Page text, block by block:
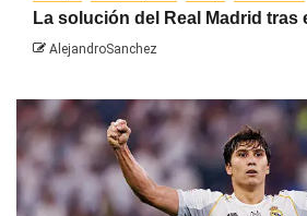
La solución del Real Madrid tras
AlejandroSanchez